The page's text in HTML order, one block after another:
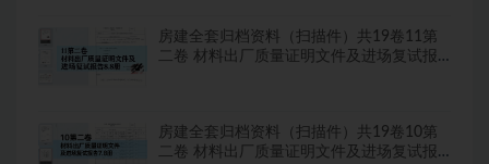
房建全套归档资料（扫描件）共19卷11第
二卷 材料出厂质量证明文件及进场复试报
房建全套归档资料（扫描件）共19卷10第
二卷 材料出厂质量证明文件及进场复试报